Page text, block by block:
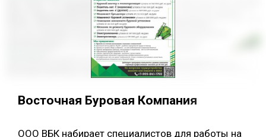
Восточная Буровая Компания
ООО ВБК набирает специалистов для работы на